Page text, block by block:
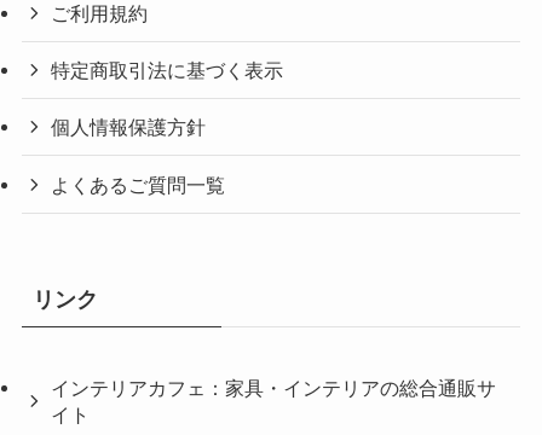
ご利用規約
特定商取引法に基づく表示
個人情報保護方針
よくあるご質問一覧
リンク
インテリアカフェ：家具・インテリアの総合通販サ
イト